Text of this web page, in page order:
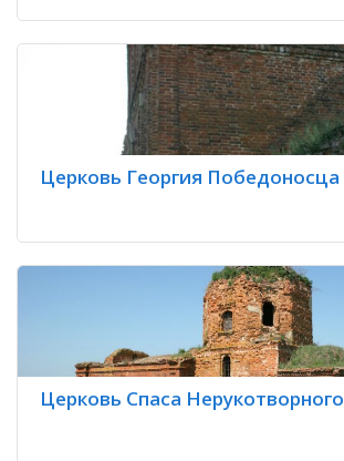
Церковь Георгия Победоносца
Церковь Спаса Нерукотворного